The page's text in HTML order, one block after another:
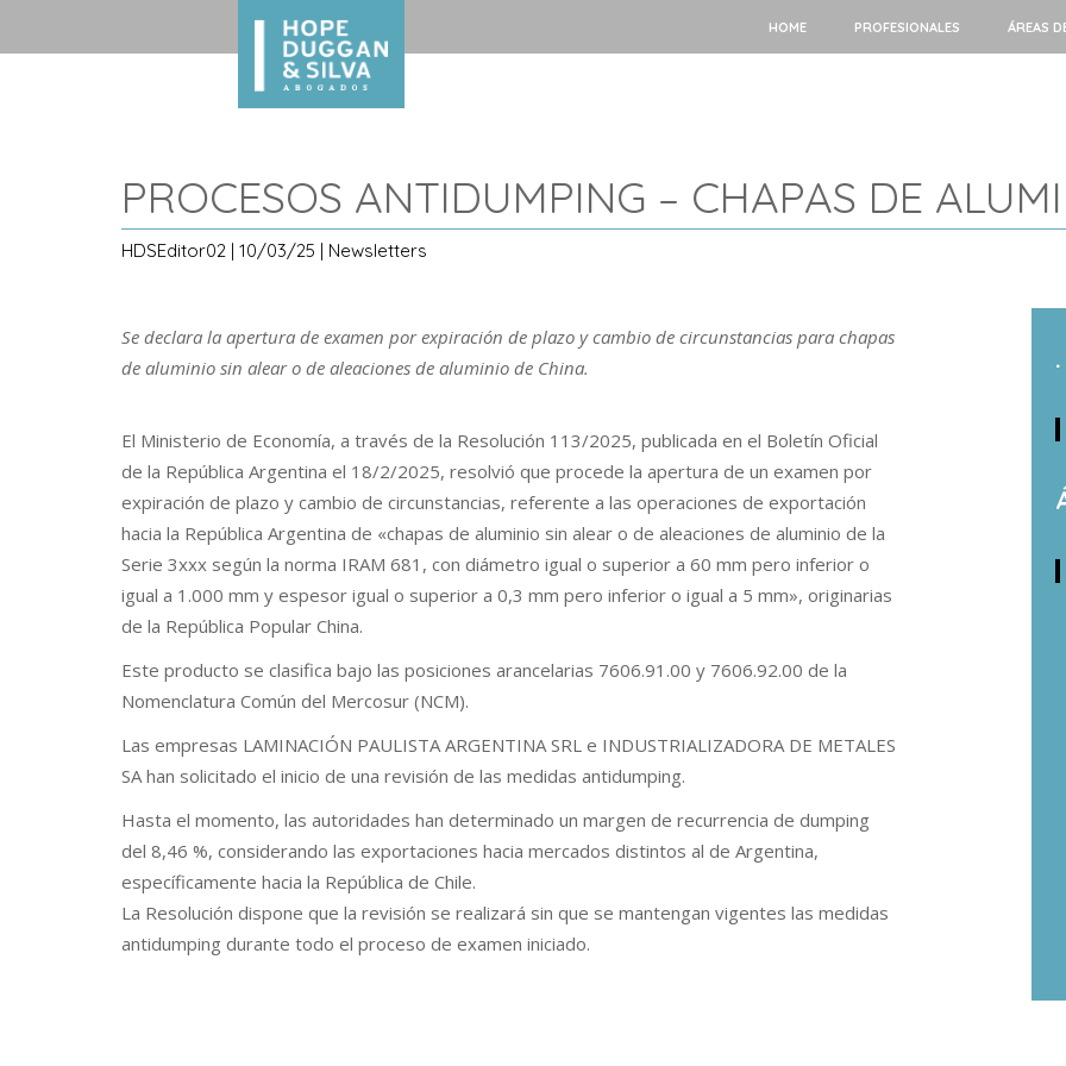
HOME PROFESIONALES ÁREAS
PROCESOS ANTIDUMPING – CHAPAS DE
HDSEditor02 | 10/03/25 | Newsletters
Se declara la apertura de examen por expiración de plazo y cambio de circunstancias para chapas
de aluminio sin alear o de aleaciones de aluminio de China.
El Ministerio de Economía, a través de la Resolución 113/2025, publicada en el Boletín Oficial
de la República Argentina el 18/2/2025, resolvió que procede la apertura de un examen por
expiración de plazo y cambio de circunstancias, referente a las operaciones de exportación
hacia la República Argentina de «chapas de aluminio sin alear o de aleaciones de aluminio de la
Serie 3xxx según la norma IRAM 681, con diámetro igual o superior a 60 mm pero inferior o
igual a 1.000 mm y espesor igual o superior a 0,3 mm pero inferior o igual a 5 mm», originarias
de la República Popular China.
Este producto se clasifica bajo las posiciones arancelarias 7606.91.00 y 7606.92.00 de la
Nomenclatura Común del Mercosur (NCM).
Las empresas LAMINACIÓN PAULISTA ARGENTINA SRL e INDUSTRIALIZADORA DE METALES
SA han solicitado el inicio de una revisión de las medidas antidumping.
Hasta el momento, las autoridades han determinado un margen de recurrencia de dumping
del 8,46 %, considerando las exportaciones hacia mercados distintos al de Argentina,
específicamente hacia la República de Chile.
La Resolución dispone que la revisión se realizará sin que se mantengan vigentes las medidas
antidumping durante todo el proceso de examen iniciado.
.